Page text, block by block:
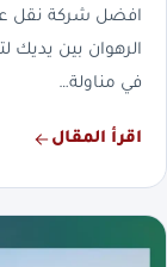
افضل شركة نقل
الرهوان بين يديك
في مناولة…
اقرأ المقال